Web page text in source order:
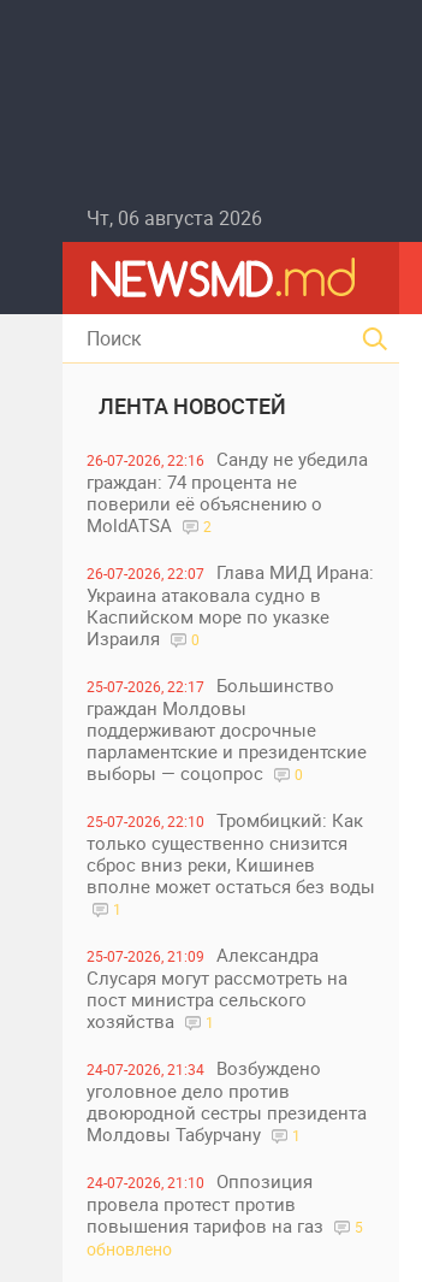
Чт, 06 августа 2026
ЛЕНТА НОВОСТЕЙ
26-07-2026, 22:16
Санду не убедила
граждан: 74 процента не
поверили её объяснению о
MoldATSA
2
26-07-2026, 22:07
Глава МИД Ирана:
Украина атаковала судно в
Каспийском море по указке
Израиля
0
25-07-2026, 22:17
Большинство
граждан Молдовы
поддерживают досрочные
парламентские и президентские
выборы — соцопрос
0
25-07-2026, 22:10
Тромбицкий: Как
только существенно снизится
сброс вниз реки, Кишинев
вполне может остаться без воды
1
25-07-2026, 21:09
Александра
Слусаря могут рассмотреть на
пост министра сельского
хозяйства
1
24-07-2026, 21:34
Возбуждено
уголовное дело против
двоюродной сестры президента
Молдовы Табурчану
1
24-07-2026, 21:10
Оппозиция
провела протест против
повышения тарифов на газ
5
обновлено